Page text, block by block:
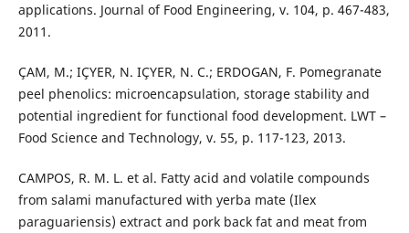
applications. Journal of Food Engineering, v. 104, p. 467-483,
2011.
ÇAM, M.; IÇYER, N. IÇYER, N. C.; ERDOGAN, F. Pomegranate
peel phenolics: microencapsulation, storage stability and
potential ingredient for functional food development. LWT –
Food Science and Technology, v. 55, p. 117-123, 2013.
CAMPOS, R. M. L. et al. Fatty acid and volatile compounds
from salami manufactured with yerba mate (Ilex
paraguariensis) extract and pork back fat and meat from